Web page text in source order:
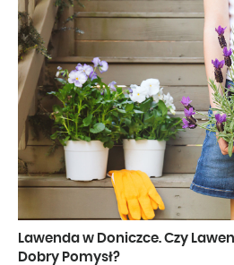
Lawenda w Doniczce. Czy
Dobry Pomysł?